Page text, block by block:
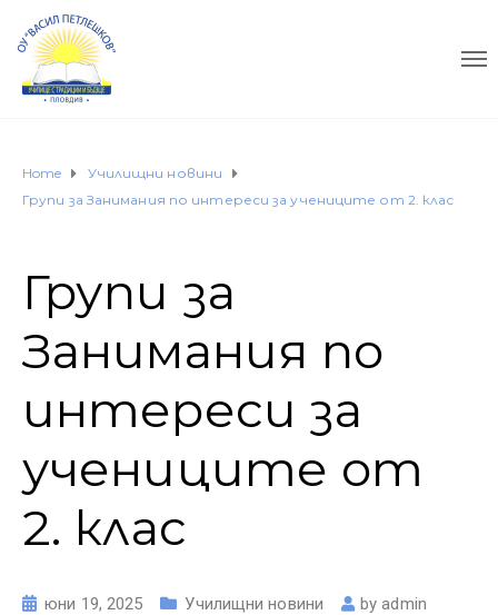
Home
Училищни новини
Групи за Занимания по интереси за учениците от 2. клас
Групи за
Занимания по
интереси за
учениците от
2. клас
юни 19, 2025 Училищни новини byadmin